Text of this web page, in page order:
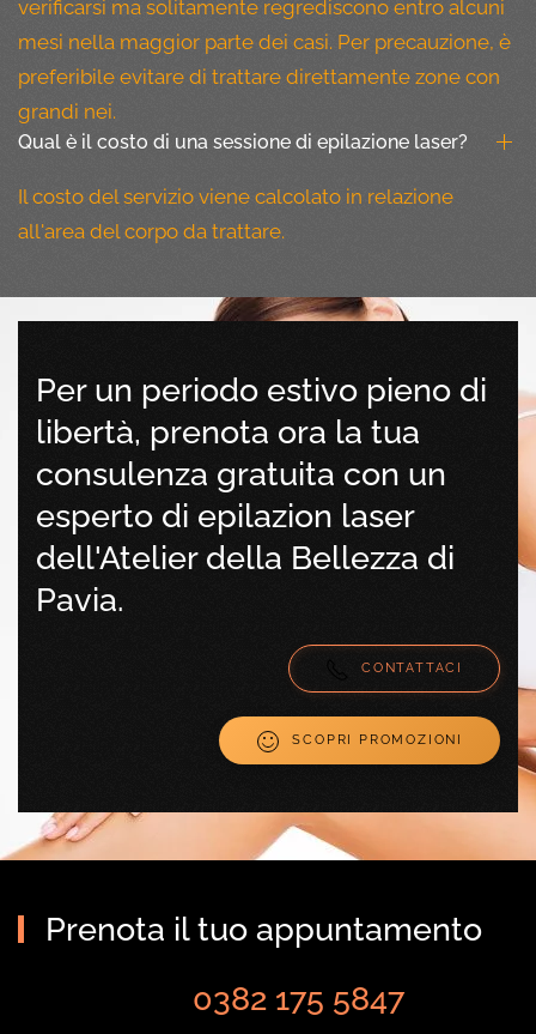
verificarsi ma solitamente regrediscono entro alcuni
mesi nella maggior parte dei casi. Per precauzione, è
preferibile evitare di trattare direttamente zone con
grandi nei.
Qual è il costo di una sessione di epilazione laser?
Il costo del servizio viene calcolato in relazione
all'area del corpo da trattare.
Per un periodo estivo pieno di
libertà, prenota ora la tua
consulenza gratuita con un
esperto di epilazion laser
dell'Atelier della Bellezza di
Pavia.
CONTATTACI
SCOPRI PROMOZIONI
Prenota il tuo appuntamento
0382 175 5847